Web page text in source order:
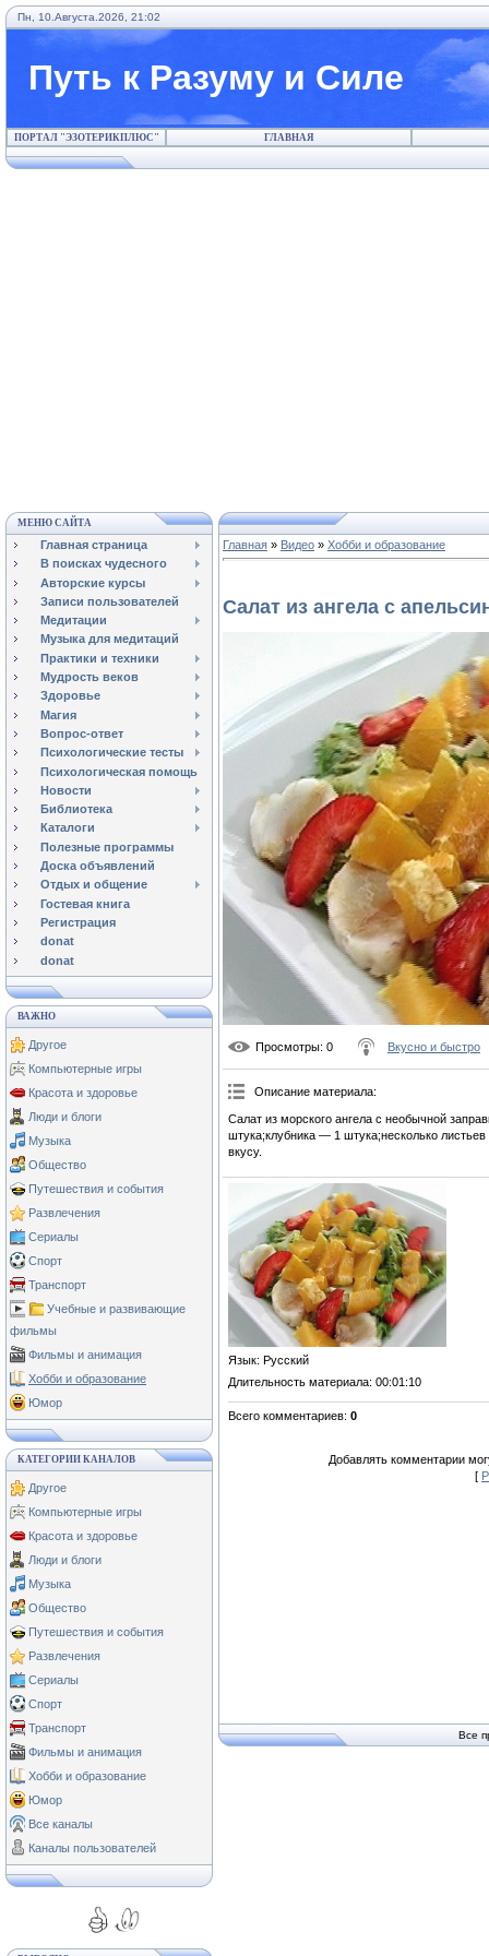
Пн, 10.Августа.2026, 21:02
Путь к Разуму и Силе
ПОРТАЛ "ЭЗОТЕРИКПЛЮС" ГЛАВНАЯ
МЕНЮ САЙТА
Главная страница
В поисках чудесного
Авторские курсы
Записи пользователей
Медитации
Музыка для медитаций
Практики и техники
Мудрость веков
Здоровье
Магия
Вопрос-ответ
Психологические тесты
Психологическая помощь
Новости
Библиотека
Каталоги
Полезные программы
Доска объявлений
Отдых и общение
Гостевая книга
Регистрация
donat
donat
ВАЖНО
Другое
Компьютерные игры
Красота и здоровье
Люди и блоги
Музыка
Общество
Путешествия и события
Развлечения
Сериалы
Спорт
Транспорт
Учебные и развивающие
фильмы
Фильмы и анимация
Хобби и образование
Юмор
КАТЕГОРИИ КАНАЛОВ
Другое
Компьютерные игры
Красота и здоровье
Люди и блоги
Музыка
Общество
Путешествия и события
Развлечения
Сериалы
Спорт
Транспорт
Фильмы и анимация
Хобби и образование
Юмор
Все каналы
Каналы пользователей
Главная » Видео » Хобби и образование
Салат из ангела с
Просмотры: 0 Вкусно и быстро
Описание материала:
Салат из морского ангела с необычной
штука;клубника — 1 штука;несколько
вкусу.
Язык: Русский
Длительность материала: 00:01:10
Всего комментариев: 0
Добавлять комментарии
[
Все